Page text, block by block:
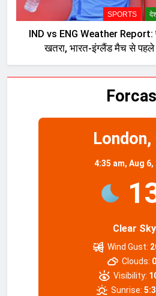
SPORTS
IND vs ENG Weather Report:
खतरा, भारत-इंग्लैंड मैच से पहले
London,
4:35 am, Aug 6,
Clear Sky
Wind Gust:
Clouds:
Visibility:
Sunrise: